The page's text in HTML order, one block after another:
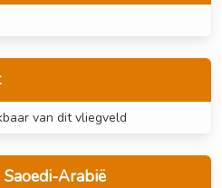
van dit vliegveld
Arabië